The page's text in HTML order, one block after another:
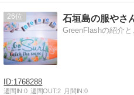
26
GreenFlashの紹介と
1768288
週間IN:0 週間OUT:2 月間IN:0